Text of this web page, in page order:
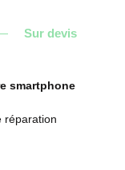
Sur devis
smartphone
réparation